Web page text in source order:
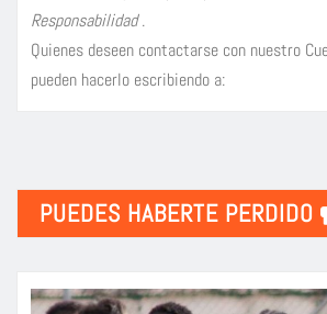
Responsabilidad.
Quienes deseen contactarse con nuestro
pueden hacerlo escribiendo a:
PUEDES HABERTE PERDIDO